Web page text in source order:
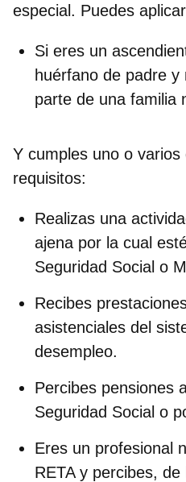
especial. Puedes
Si eres un
huérfano de padre
parte de una familia
Y cumples uno o varios
requisitos:
Realizas una
ajena por la cual
Seguridad Social o
Recibes
asistenciales del
desempleo.
Percibes pensiones
Seguridad Social o
Eres un profesional
RETA y percibes,